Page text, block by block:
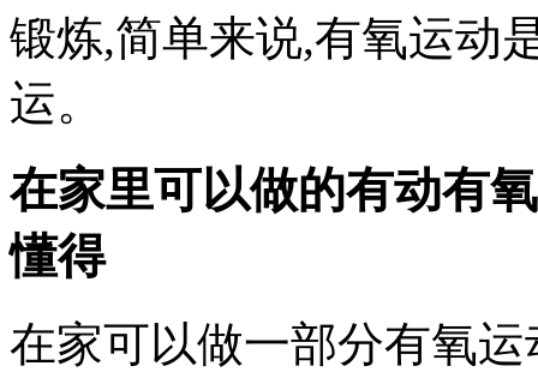
锻炼,简单来说,有氧运动
运。
在家里可以做的有动有
懂得
在家可以做一部分有氧